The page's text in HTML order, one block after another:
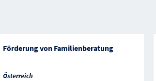
Förderung von Familienberatung
Österreich